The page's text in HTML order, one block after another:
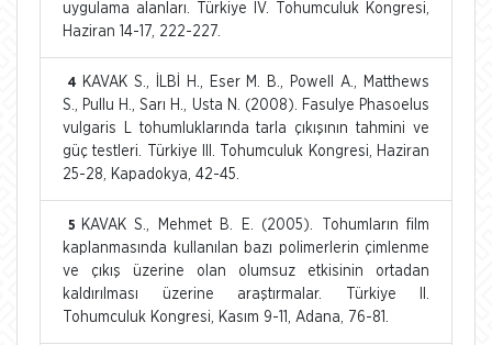
uygulama alanları. Türkiye IV. Tohumculuk Kongresi,
Haziran 14-17, 222-227.
4
KAVAK S., İLBİ H., Eser M. B., Powell A., Matthews
S., Pullu H., Sarı H., Usta N. (2008). Fasulye Phasoelus
vulgaris L tohumluklarında tarla çıkışının tahmini ve
güç testleri. Türkiye III. Tohumculuk Kongresi, Haziran
25-28, Kapadokya, 42-45.
5
KAVAK S., Mehmet B. E. (2005). Tohumların film
kaplanmasında kullanılan bazı polimerlerin çimlenme
ve çıkış üzerine olan olumsuz etkisinin ortadan
kaldırılması üzerine araştırmalar. Türkiye II.
Tohumculuk Kongresi, Kasım 9-11, Adana, 76-81.